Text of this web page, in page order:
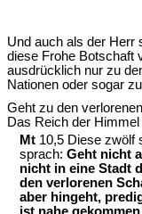
Und auch als der Herr
diese Frohe Botschaft
ausdrücklich nur zu
Nationen oder sogar
Geht zu den
Das Reich der
Mt 10,5 Diese zwölf
sprach: Geht nicht
nicht in eine Stadt
den verlorenen
aber hingeht,
ist nahe gekommen